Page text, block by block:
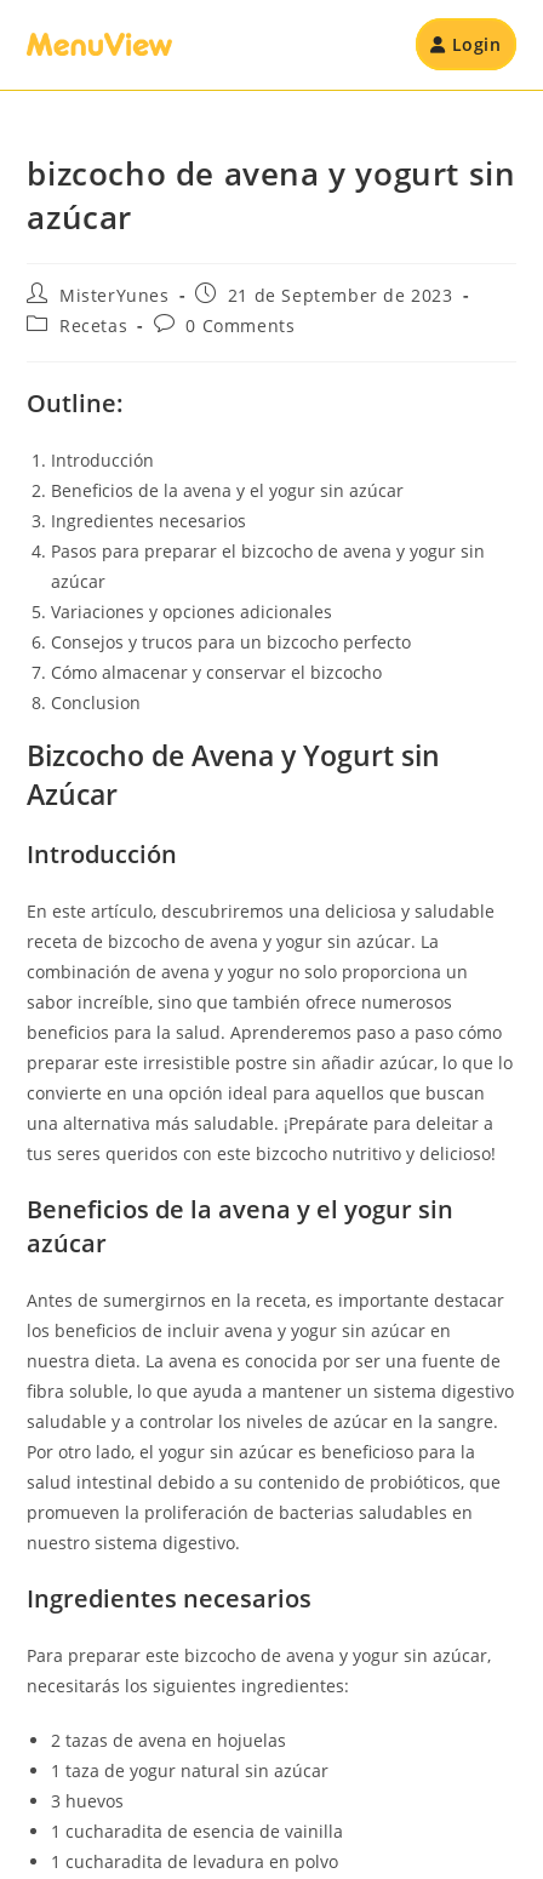
Login
bizcocho de avena y yogurt sin
azúcar
MisterYunes
21 de September de 2023
Recetas
0 Comments
Outline:
Introducción
Beneficios de la avena y el yogur sin azúcar
Ingredientes necesarios
Pasos para preparar el bizcocho de avena y yogur sin
azúcar
Variaciones y opciones adicionales
Consejos y trucos para un bizcocho perfecto
Cómo almacenar y conservar el bizcocho
Conclusion
Bizcocho de Avena y Yogurt sin
Azúcar
Introducción
En este artículo, descubriremos una deliciosa y saludable
receta de bizcocho de avena y yogur sin azúcar. La
combinación de avena y yogur no solo proporciona un
sabor increíble, sino que también ofrece numerosos
beneficios para la salud. Aprenderemos paso a paso cómo
preparar este irresistible postre sin añadir azúcar, lo que lo
convierte en una opción ideal para aquellos que buscan
una alternativa más saludable. ¡Prepárate para deleitar a
tus seres queridos con este bizcocho nutritivo y delicioso!
Beneficios de la avena y el yogur sin
azúcar
Antes de sumergirnos en la receta, es importante destacar
los beneficios de incluir avena y yogur sin azúcar en
nuestra dieta. La avena es conocida por ser una fuente de
fibra soluble, lo que ayuda a mantener un sistema digestivo
saludable y a controlar los niveles de azúcar en la sangre.
Por otro lado, el yogur sin azúcar es beneficioso para la
salud intestinal debido a su contenido de probióticos, que
promueven la proliferación de bacterias saludables en
nuestro sistema digestivo.
Ingredientes necesarios
Para preparar este bizcocho de avena y yogur sin azúcar,
necesitarás los siguientes ingredientes:
2 tazas de avena en hojuelas
1 taza de yogur natural sin azúcar
3 huevos
1 cucharadita de esencia de vainilla
1 cucharadita de levadura en polvo